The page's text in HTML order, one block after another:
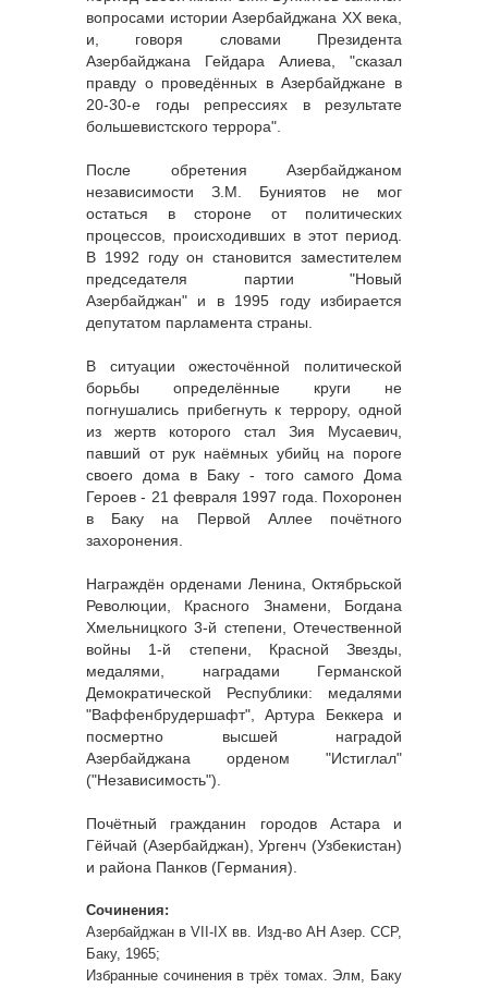
вопросами истории Азербайджана ХХ века,
и, говоря словами Президента
Азербайджана Гейдара Алиева, "сказал
правду о проведённых в Азербайджане в
20-30-е годы репрессиях в результате
большевистского террора".
После обретения Азербайджаном
независимости З.М. Буниятов не мог
остаться в стороне от политических
процессов, происходивших в этот период.
В 1992 году он становится заместителем
председателя партии "Новый
Азербайджан" и в 1995 году избирается
депутатом парламента страны.
В ситуации ожесточённой политической
борьбы определённые круги не
погнушались прибегнуть к террору, одной
из жертв которого стал Зия Мусаевич,
павший от рук наёмных убийц на пороге
своего дома в Баку - того самого Дома
Героев - 21 февраля 1997 года. Похоронен
в Баку на Первой Аллее почётного
захоронения.
Награждён орденами Ленина, Октябрьской
Революции, Красного Знамени, Богдана
Хмельницкого 3-й степени, Отечественной
войны 1-й степени, Красной Звезды,
медалями, наградами Германской
Демократической Республики: медалями
"Ваффенбрудершафт", Артура Беккера и
посмертно высшей наградой
Азербайджана орденом "Истиглал"
("Независимость").
Почётный гражданин городов Астара и
Гёйчай (Азербайджан), Ургенч (Узбекистан)
и района Панков (Германия).
Сочинения:
Азербайджан в VII-IX вв. Изд-во АН Азер. ССР,
Баку, 1965;
Избранные сочинения в трёх томах. Элм, Баку